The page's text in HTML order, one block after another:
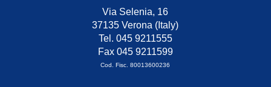
Via Selenia, 16
37135 Verona (Italy)
Tel. 045 9211555
Fax 045 9211599
Cod. Fisc. 80013600236